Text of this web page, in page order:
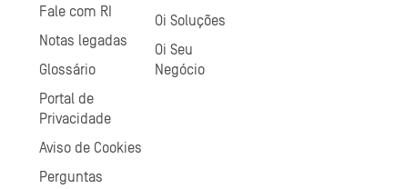
Fale com RI
Notas legadas
Glossário
Portal de
Privacidade
Aviso de Cookies
Perguntas
Oi Soluções
Oi Seu
Negócio